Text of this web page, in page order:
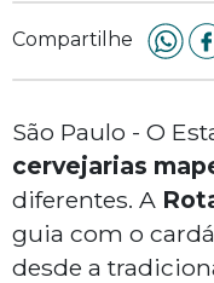
Compartilhe
São Paulo - O
cervejarias
diferentes. A
guia com o
desde a